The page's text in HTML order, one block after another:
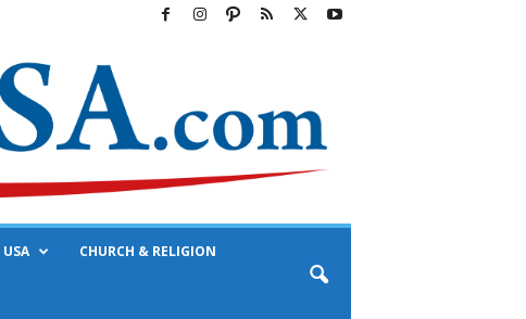
USA CHURCH & RELIGION